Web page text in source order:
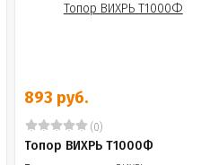
893 руб.
(0)
Топор ВИХРЬ Т1000Ф